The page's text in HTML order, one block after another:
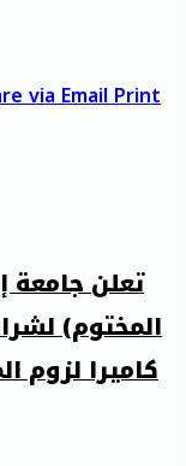
via EmailPrint
تعلن جامعة
المختوم)
كاميرا لزوم